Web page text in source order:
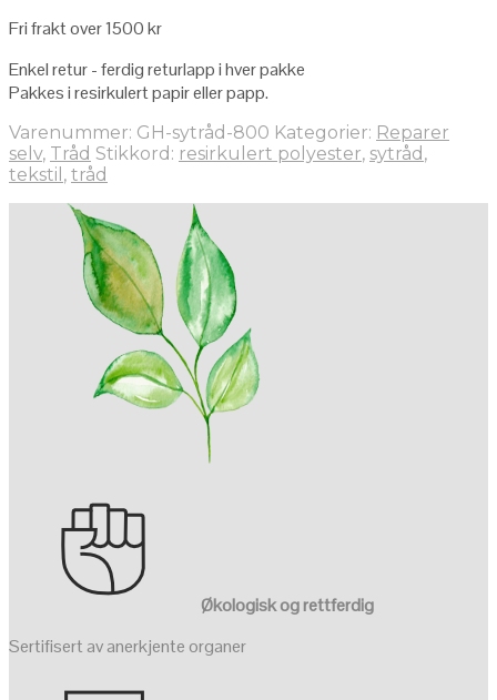
Fri frakt over 1500 kr
Enkel retur - ferdig returlapp i hver pakke
Pakkes i resirkulert papir eller papp.
Varenummer: GH-sytråd-800 Kategorier: Reparer
selv, Tråd Stikkord: resirkulert polyester, sytråd ,
tekstil , tråd
Økologisk og rettferdig
Sertifisert av anerkjente organer